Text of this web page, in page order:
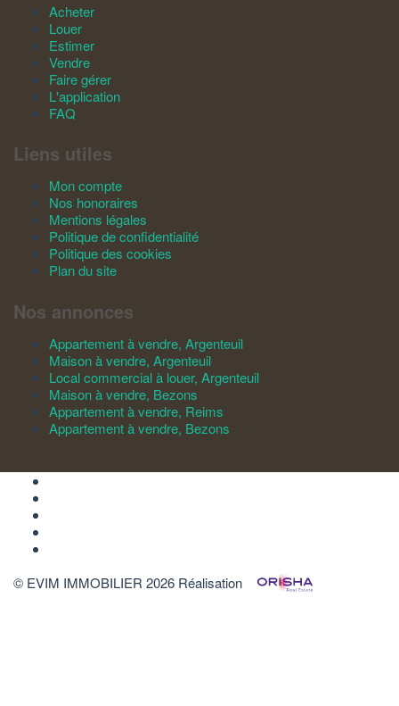
Acheter
Louer
Estimer
Vendre
Faire gérer
L'application
FAQ
Liens utiles
Mon compte
Nos honoraires
Mentions légales
Politique de confidentialité
Politique des cookies
Plan du site
Nos annonces
Appartement à vendre, Argenteuil
Maison à vendre, Argenteuil
Local commercial à louer, Argenteuil
Maison à vendre, Bezons
Appartement à vendre, Reims
Appartement à vendre, Bezons
© EVIM IMMOBILIER 2026 Réalisation